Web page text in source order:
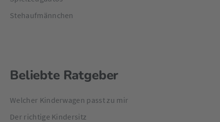
Stehaufmännchen
Beliebte Ratgeber
Welcher Kinderwagen passt zu mir
Der richtige Kindersitz